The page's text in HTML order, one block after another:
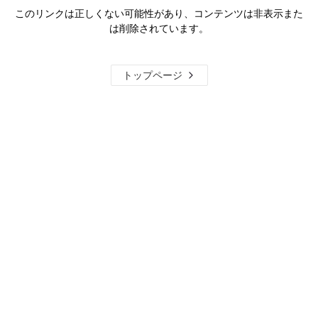
このリンクは正しくない可能性があり、コンテンツは非表示また
は削除されています。
トップページ